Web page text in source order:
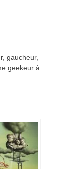
gaucheur,
geekeur à